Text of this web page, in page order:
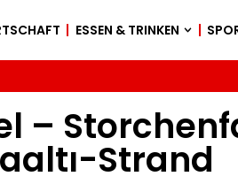
ESSEN & TRINKEN
–
Strand